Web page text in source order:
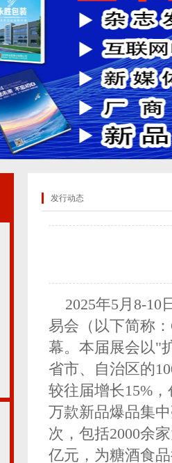
发行动态
2025年5月8-10
易会（以下简称
幕。本届展会以"
省市、自治区的
较往届增长15%
万款新品爆品集
次，包括2000余
亿元，为糖酒食